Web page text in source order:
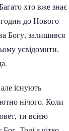
хто вже знає
годин до Нового
Богу, залишився
усвідомити,
існують
нічого. Коли
ти всією